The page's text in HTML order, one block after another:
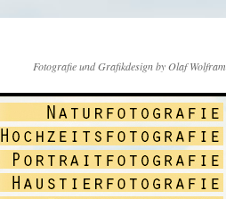
Fotografie und Grafikdesign by Olaf Wolfram